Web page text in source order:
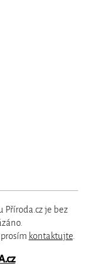
Příroda.cz je bez
kontaktujte